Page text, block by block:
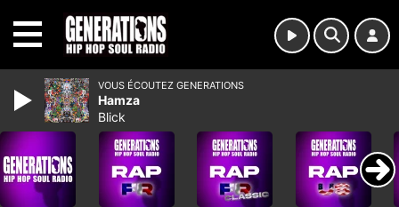
VOUS ÉCOUTEZ GENERATIONS
Hamza
Blick